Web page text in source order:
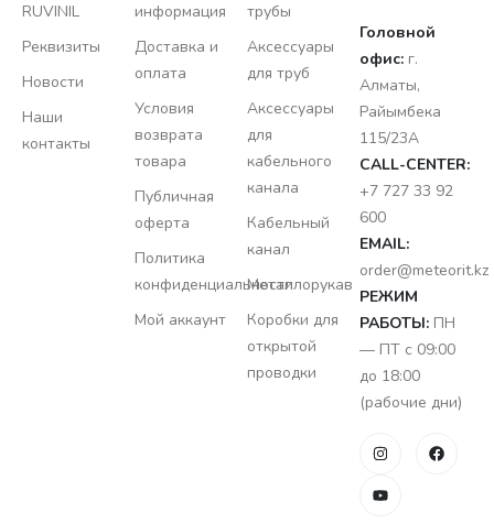
RUVINIL
Реквизиты
Новости
Наши
контакты
информация
Доставка и
оплата
Условия
возврата
товара
Публичная
оферта
Политика
конфиденциальности
Мой аккаунт
трубы
Аксессуары
для труб
Аксессуары
для
кабельного
канала
Кабельный
канал
Металлорукав
Коробки для
открытой
проводки
Головной
офис: г.
Алматы,
Райымбека
115/23A
CALL-CENTER:
+7 727 33 92
600
EMAIL:
order@meteorit.kz
РЕЖИМ
РАБОТЫ: ПН
— ПТ с 09:00
до 18:00
(рабочие дни)